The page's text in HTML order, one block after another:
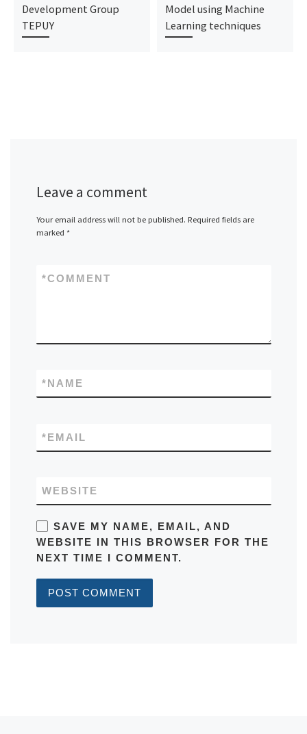
Development Group
TEPUY
Model using Machine
Learning techniques
Leave a comment
Your email address will not be published. Required fields are
marked *
COMMENT
*
NAME
*
EMAIL
*
WEBSITE
SAVE MY NAME, EMAIL, AND
WEBSITE IN THIS BROWSER FOR THE
NEXT TIME I COMMENT.